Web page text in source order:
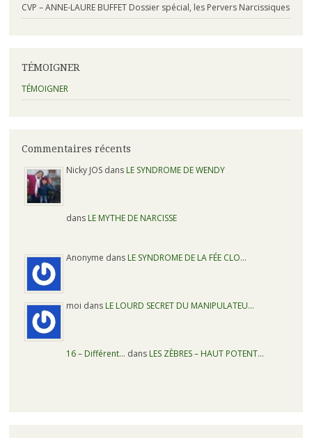
CVP – ANNE-LAURE BUFFET Dossier spécial, les Pervers Narcissiques
TÉMOIGNER
TÉMOIGNER
Commentaires récents
Nicky JOS dans LE SYNDROME DE WENDY
dans LE MYTHE DE NARCISSE
Anonyme dans LE SYNDROME DE LA FÉE CLO…
moi dans LE LOURD SECRET DU MANIPULATEU…
16 – Différent… dans LES ZÈBRES – HAUT POTENT…